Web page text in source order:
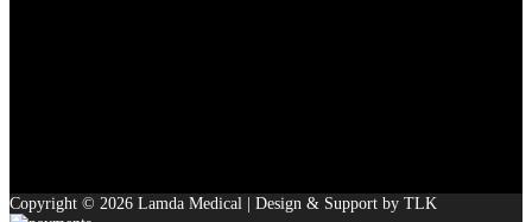
Copyright © 2026 Lamda Medical | Design & Support by TLK